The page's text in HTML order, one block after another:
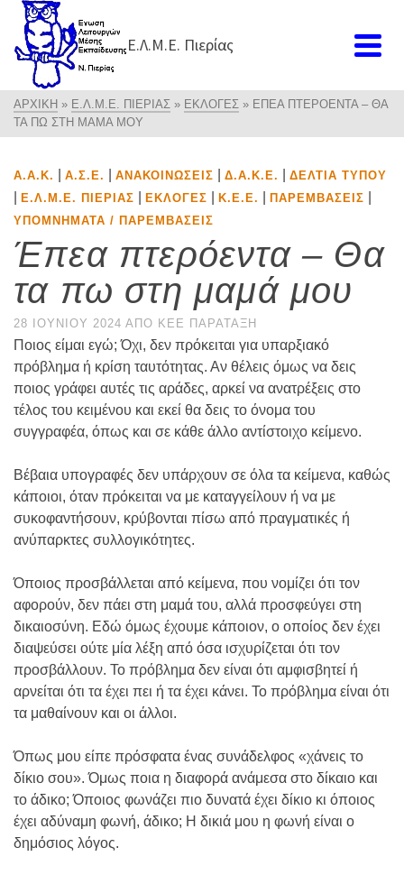
Ε.Λ.Μ.Ε. Πιερίας
ΑΡΧΙΚΉ » Ε.Λ.Μ.Ε. ΠΙΕΡΊΑΣ » ΕΚΛΟΓΈΣ » ΈΠΕΑ ΠΤΕΡΌΕΝΤΑ – ΘΑ
ΤΑ ΠΩ ΣΤΗ ΜΑΜΆ ΜΟΥ
Α.Α.Κ. Α.Σ.Ε. ΑΝΑΚΟΙΝΏΣΕΙΣ Δ.Α.Κ.Ε. ΔΕΛΤΊΑ ΤΎΠΟΥ
Ε.Λ.Μ.Ε. ΠΙΕΡΊΑΣ ΕΚΛΟΓΈΣ Κ.Ε.Ε. ΠΑΡΕΜΒΆΣΕΙΣ
ΥΠΟΜΝΉΜΑΤΑ / ΠΑΡΕΜΒΆΣΕΙΣ
Έπεα πτερόεντα – Θα
τα πω στη μαμά μου
28 ΙΟΥΝΊΟΥ 2024 ΑΠΌ ΚΕΕ ΠΑΡΆΤΑΞΗ
Ποιος είμαι εγώ; Όχι, δεν πρόκειται για υπαρξιακό
πρόβλημα ή κρίση ταυτότητας. Αν θέλεις όμως να δεις
ποιος γράφει αυτές τις αράδες, αρκεί να ανατρέξεις στο
τέλος του κειμένου και εκεί θα δεις το όνομα του
συγγραφέα, όπως και σε κάθε άλλο αντίστοιχο κείμενο.
Βέβαια υπογραφές δεν υπάρχουν σε όλα τα κείμενα, καθώς
κάποιοι, όταν πρόκειται να με καταγγείλουν ή να με
συκοφαντήσουν, κρύβονται πίσω από πραγματικές ή
ανύπαρκτες συλλογικότητες.
Όποιος προσβάλλεται από κείμενα, που νομίζει ότι τον
αφορούν, δεν πάει στη μαμά του, αλλά προσφεύγει στη
δικαιοσύνη. Εδώ όμως έχουμε κάποιον, ο οποίος δεν έχει
διαψεύσει ούτε μία λέξη από όσα ισχυρίζεται ότι τον
προσβάλλουν. Το πρόβλημα δεν είναι ότι αμφισβητεί ή
αρνείται ότι τα έχει πει ή τα έχει κάνει. Το πρόβλημα είναι ότι
τα μαθαίνουν και οι άλλοι.
Όπως μου είπε πρόσφατα ένας συνάδελφος «χάνεις το
δίκιο σου». Όμως ποια η διαφορά ανάμεσα στο δίκαιο και
το άδικο; Όποιος φωνάζει πιο δυνατά έχει δίκιο κι όποιος
έχει αδύναμη φωνή, άδικο; Η δικιά μου η φωνή είναι ο
δημόσιος λόγος.